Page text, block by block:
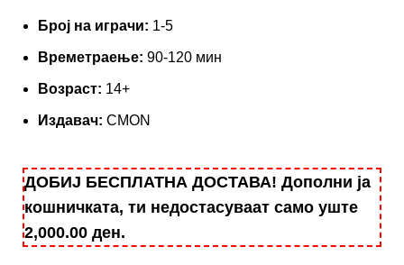
Број на играчи: 1-5
Времетраење: 90-120 мин
Вoзраст: 14+
Издавач: CMON
ДОБИЈ БЕСПЛАТНА ДОСТАВА! Дополни ја
кошничката, ти недостасуваат само уште
2,000.00 ден.